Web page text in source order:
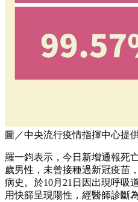
圖／中央流行疫情指揮中心提
羅一鈞表示，今日新增通報死
歲男性，未曾接種過新冠疫苗
病史。於10月21日因出現呼吸
用快篩呈現陽性，經醫師診斷